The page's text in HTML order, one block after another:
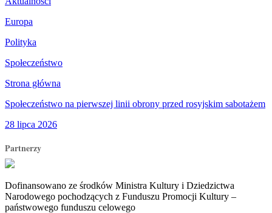
Europa
Polityka
Społeczeństwo
Strona główna
Społeczeństwo na pierwszej linii obrony przed rosyjskim sabotażem
28 lipca 2026
Partnerzy
Dofinansowano ze środków Ministra Kultury i Dziedzictwa
Narodowego pochodzących z Funduszu Promocji Kultury –
państwowego funduszu celowego